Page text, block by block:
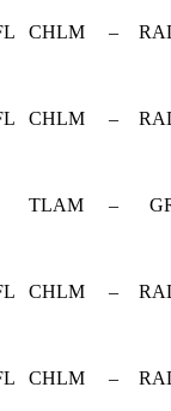
CHLM –
CHLM –
TLAM –
CHLM –
CHLM –